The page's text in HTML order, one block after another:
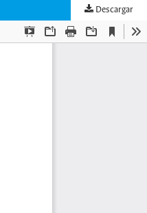
Descargar